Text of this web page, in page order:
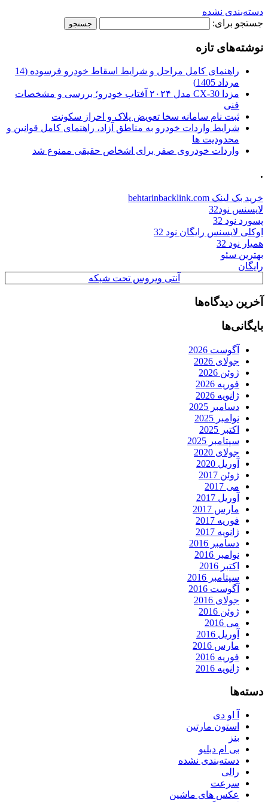
دسته‌بندی نشده
جستجو برای:
نوشته‌های تازه
راهنمای کامل مراحل و شرایط اسقاط خودرو فرسوده (14
مرداد 1405)
مزدا CX-30 مدل ۲۰۲۴ آفتاب خودرو؛ بررسی و مشخصات
فنی
ثبت نام سامانه سخا تعویض پلاک و احراز سکونت
شرایط واردات خودرو به مناطق آزاد، راهنمای کامل قوانین و
محدودیت ها
واردات خودروی صفر برای اشخاص حقیقی ممنوع شد
.
خرید بک لینک behtarinbacklink.com
لایسنس نود32
پسورد نود 32
اوکلی لایسنس رایگان نود 32
همیار نود 32
بهترین سئو
رایگان
آنتی ویروس تحت شبکه
آخرین دیدگاه‌ها
بایگانی‌ها
آگوست 2026
جولای 2026
ژوئن 2026
فوریه 2026
ژانویه 2026
دسامبر 2025
نوامبر 2025
اکتبر 2025
سپتامبر 2025
جولای 2020
آوریل 2020
ژوئن 2017
می 2017
آوریل 2017
مارس 2017
فوریه 2017
ژانویه 2017
دسامبر 2016
نوامبر 2016
اکتبر 2016
سپتامبر 2016
آگوست 2016
جولای 2016
ژوئن 2016
می 2016
آوریل 2016
مارس 2016
فوریه 2016
ژانویه 2016
دسته‌ها
آ او دی
استون مارتین
بنز
بی ام دبلیو
دسته‌بندی نشده
رالی
سرعت
عکس های ماشین